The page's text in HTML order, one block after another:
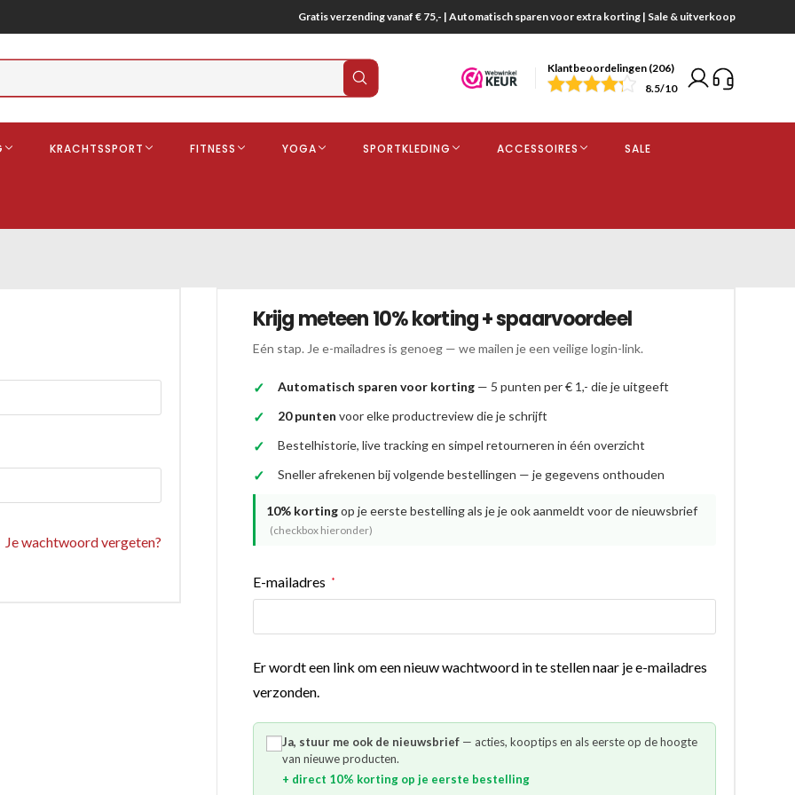
Gratis verzending vanaf € 75,- | Automatisch sparen voor extra korting | Sale & uitverkoop
Klantbeoordelingen (206)
8.5/10
KRACHTSSPORT FITNESS YOGA SPORTKLEDING ACCESSOIRES SALE
Je wachtwoord vergeten?
Krijg meteen 10% korting + spaarvoordeel
Eén stap. Je e-mailadres is genoeg — we mailen je een veilige login-link.
Automatisch sparen voor korting — 5 punten per € 1,- die je uitgeeft
20 punten voor elke productreview die je schrijft
Bestelhistorie, live tracking en simpel retourneren in één overzicht
Sneller afrekenen bij volgende bestellingen — je gegevens onthouden
10% kortingop je eerste bestelling als je je ook aanmeldt voor de nieuwsbrief
(checkbox hieronder)
E-mailadres *
Er wordt een link om een nieuw wachtwoord in te stellen naar je e-mailadres
verzonden.
Ja, stuur me ook de nieuwsbrief — acties, kooptips en als eerste op de hoogte
van nieuwe producten.
+ direct 10% korting op je eerste bestelling